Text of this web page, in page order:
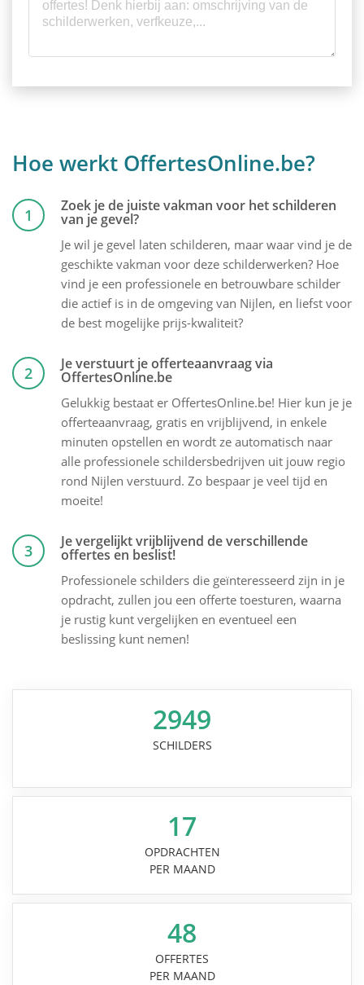
Hoe werkt OffertesOnline.be?
1 Zoek je de juiste vakman voor het schilderen
van je gevel?
Je wil je gevel laten schilderen, maar waar vind je de
geschikte vakman voor deze schilderwerken? Hoe
vind je een professionele en betrouwbare schilder
die actief is in de omgeving van Nijlen, en liefst voor
de best mogelijke prijs-kwaliteit?
2 Je verstuurt je offerteaanvraag via
OffertesOnline.be
Gelukkig bestaat er OffertesOnline.be! Hier kun je je
offerteaanvraag, gratis en vrijblijvend, in enkele
minuten opstellen en wordt ze automatisch naar
alle professionele schildersbedrijven uit jouw regio
rond Nijlen verstuurd. Zo bespaar je veel tijd en
moeite!
3 Je vergelijkt vrijblijvend de verschillende
offertes en beslist!
Professionele schilders die geïnteresseerd zijn in je
opdracht, zullen jou een offerte toesturen, waarna
je rustig kunt vergelijken en eventueel een
beslissing kunt nemen!
2949
SCHILDERS
17
OPDRACHTEN
PER MAAND
48
OFFERTES
PER MAAND